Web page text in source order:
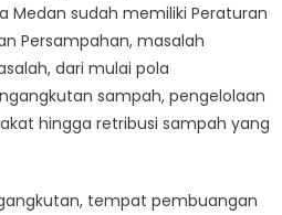
Medan sudah memiliki Peraturan
Persampahan, masalah
dari mulai pola
sampah, pengelolaan
hingga retribusi sampah yang
tempat pembuangan